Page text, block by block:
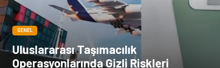
GENEL
Uluslararası Taşımacılık
Operasyonlarında Gizli Riskleri